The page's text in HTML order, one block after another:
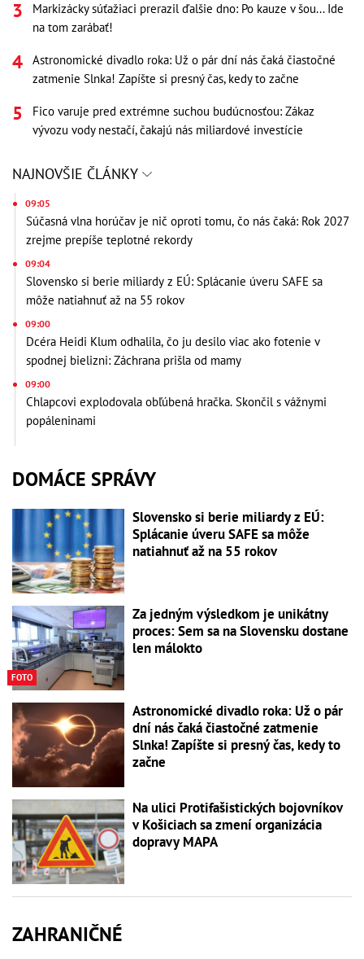
Markizácky súťažiaci prerazil ďalšie dno: Po kauze v šou... Ide
na tom zarábať!
Astronomické divadlo roka: Už o pár dní nás čaká čiastočné
zatmenie Slnka! Zapíšte si presný čas, kedy to začne
Fico varuje pred extrémne suchou budúcnosťou: Zákaz
vývozu vody nestačí, čakajú nás miliardové investície
NAJNOVŠIE ČLÁNKY
09:05
Súčasná vlna horúčav je nič oproti tomu, čo nás čaká: Rok 2027
zrejme prepíše teplotné rekordy
09:04
Slovensko si berie miliardy z EÚ: Splácanie úveru SAFE sa
môže natiahnuť až na 55 rokov
09:00
Dcéra Heidi Klum odhalila, čo ju desilo viac ako fotenie v
spodnej bielizni: Záchrana prišla od mamy
09:00
Chlapcovi explodovala obľúbená hračka. Skončil s vážnymi
popáleninami
DOMÁCE SPRÁVY
Slovensko si berie miliardy z EÚ:
Splácanie úveru SAFE sa môže
natiahnuť až na 55 rokov
FOTO
Za jedným výsledkom je unikátny
proces: Sem sa na Slovensku dostane
len málokto
Astronomické divadlo roka: Už o pár
dní nás čaká čiastočné zatmenie
Slnka! Zapíšte si presný čas, kedy to
začne
Na ulici Protifašistických bojovníkov
v Košiciach sa zmení organizácia
dopravy MAPA
ZAHRANIČNÉ